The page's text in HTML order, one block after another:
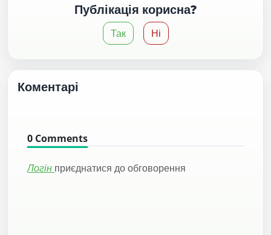
Публікація корисна?
Так Ні
Коментарі
0 Comments
Логін приєднатися до обговорення